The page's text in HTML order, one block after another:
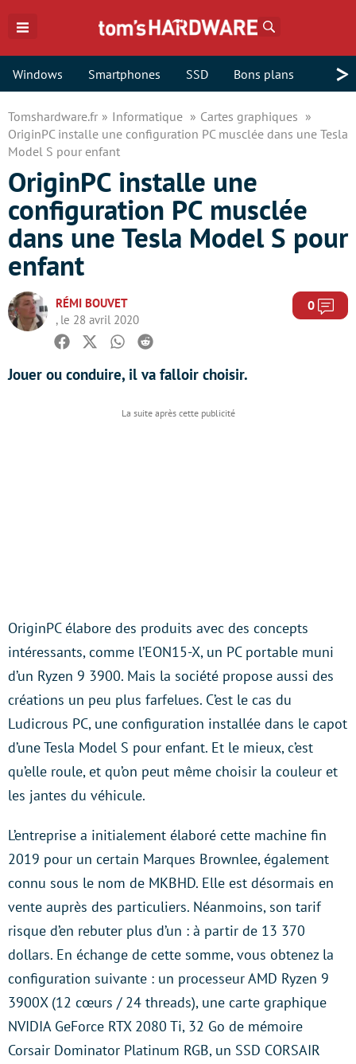
Windows Smartphones SSD Bons plans >
Tomshardware.fr Informatique
Cartes graphiques
OriginPC installe une configuration PC musclée dans une Tesla
Model S pour enfant
OriginPC installe une
configuration PC musclée
dans une Tesla Model S pour
enfant
RÉMI BOUVET
, le 28 avril 2020
0
Facebook
TwitterWhatsapp
Reddit
Jouer ou conduire, il va falloir choisir.
OriginPC élabore des produits avec des concepts
intéressants, comme l’EON15-X, un PC portable muni
d’un Ryzen 9 3900. Mais la société propose aussi des
créations un peu plus farfelues. C’est le cas du
Ludicrous PC, une configuration installée dans le capot
d’une Tesla Model S pour enfant. Et le mieux, c’est
qu’elle roule, et qu’on peut même choisir la couleur et
les jantes du véhicule.
L’entreprise a initialement élaboré cette machine fin
2019 pour un certain Marques Brownlee, également
connu sous le nom de MKBHD. Elle est désormais en
vente auprès des particuliers. Néanmoins, son tarif
risque d’en rebuter plus d’un : à partir de 13 370
dollars. En échange de cette somme, vous obtenez la
configuration suivante : un processeur AMD Ryzen 9
3900X (12 cœurs / 24 threads), une carte graphique
NVIDIA GeForce RTX 2080 Ti, 32 Go de mémoire
Corsair Dominator Platinum RGB, un SSD CORSAIR